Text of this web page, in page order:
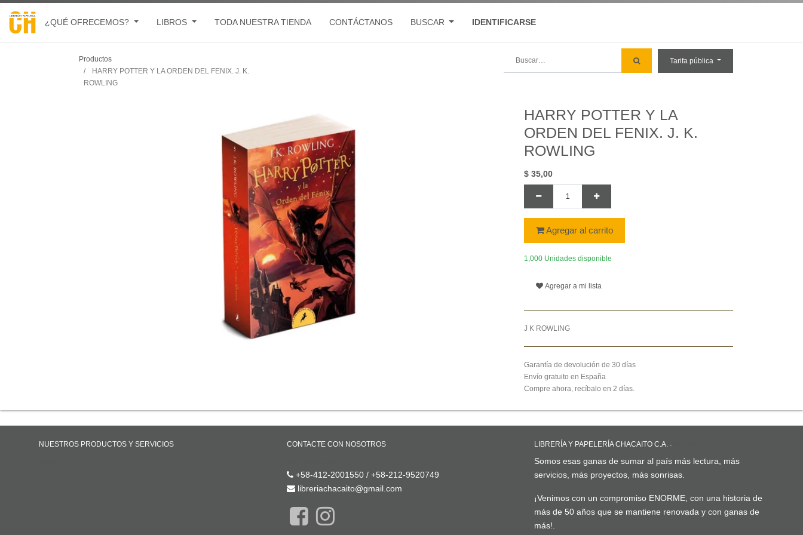
¿QUÉ OFRECEMOS? LIBROS TODA NUESTRA TIENDA CONTÁCTANOS BUSCAR IDENTIFICARSE
Productos
HARRY POTTER Y LA ORDEN DEL FENIX. J. K.
ROWLING
Tarifa pública
HARRY POTTER Y LA
ORDEN DEL FENIX. J. K.
ROWLING
$ 35,00
Agregar al carrito
1,000 Unidades disponible
Agregar a mi lista
J K ROWLING
Garantía de devolución de 30 días
Envío gratuito en España
Compre ahora, recíbalo en 2 días.
NUESTROS PRODUCTOS Y SERVICIOS CONTACTE CON NOSOTROS
+58-412-2001550 / +58-212-9520749
libreriachacaito@gmail.com
LIBRERÍA Y PAPELERÍA CHACAITO C.A. -
Somos esas ganas de sumar al país más lectura, más
servicios, más proyectos, más sonrisas.
¡Venimos con un compromiso ENORME, con una historia de
más de 50 años que se mantiene renovada y con ganas de
más!.